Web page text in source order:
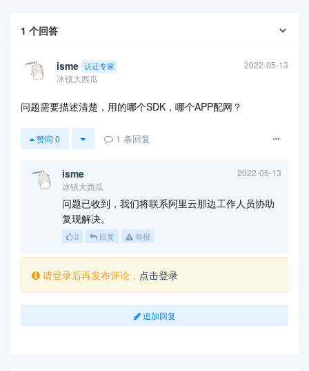
1 个回答
isme 认证专家
2022-05-13
冰镇大西瓜
问题需要描述清楚，用的哪个SDK，哪个APP配网？
赞同 0 1 条回复
isme
2022-05-13
冰镇大西瓜
问题已收到，我们将联系阿里云那边工作人员协助
复现解决。
0 回复 举报
请登录后再发布评论， 点击登录
追加回复